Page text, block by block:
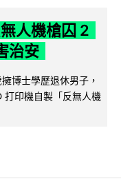
人機槍囚 2
治安
博士學歷退休男子，
打印機自製「反無人機